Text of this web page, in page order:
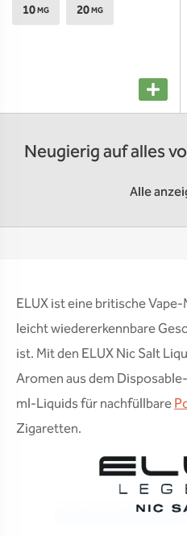
10MG 20MG
Neugierig auf alles
Alle
ELUX ist eine britische
leicht wiedererkennbare
ist. Mit den ELUX Nic Salt
Aromen aus dem
ml-Liquids für nachfüllbare
Zigaretten.